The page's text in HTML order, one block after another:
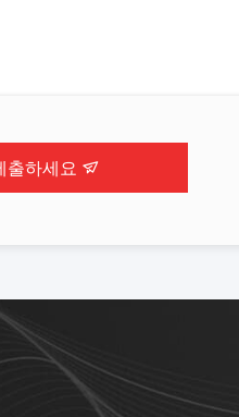
출하세요